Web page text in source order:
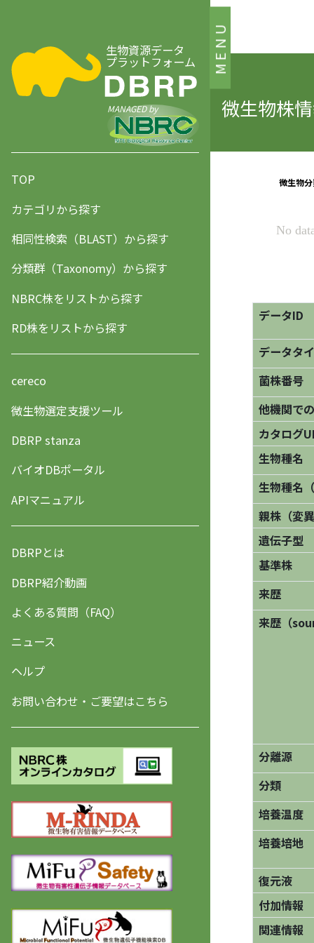
MENU
生物資源データ
プラットフォーム
MANAGED by
TOP
カテゴリから探す
相同性検索（BLAST）から探す
分類群（Taxonomy）から探す
NBRC株をリストから探す
RD株をリストから探す
cereco
微生物選定支援ツール
DBRP stanza
バイオDBポータル
APIマニュアル
DBRPとは
DBRP紹介動画
よくある質問（FAQ）
ニュース
ヘルプ
お問い合わせ・ご要望はこちら
微生物株
データID
データタ
菌株番号
他機関で
カタログ
生物種名
生物種名
親株（変
遺伝子型
基準株
来歴
来歴（
分離源
分類
培養温度
培養培地
復元液
付加情報
関連情報